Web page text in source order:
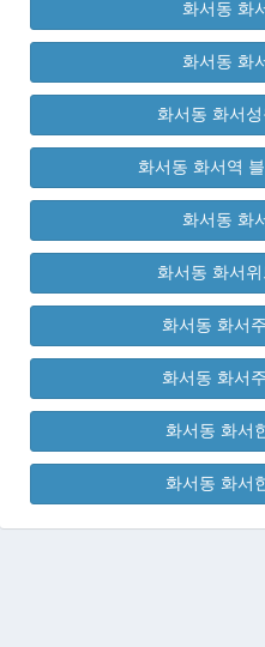
화서동 화
화서동 화
화서동 화서
화서동 화서역
화서동 화
화서동 화서
화서동 화서
화서동 화서
화서동 화서
화서동 화서